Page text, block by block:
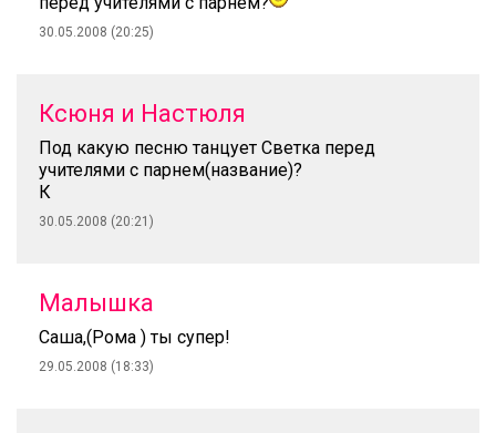
30.05.2008 (20:25)
Ксюня и Настюля
Под какую песню танцует Светка перед
учителями с парнем(название)?
К
30.05.2008 (20:21)
Малышка
Саша,(Рома ) ты супер!
29.05.2008 (18:33)